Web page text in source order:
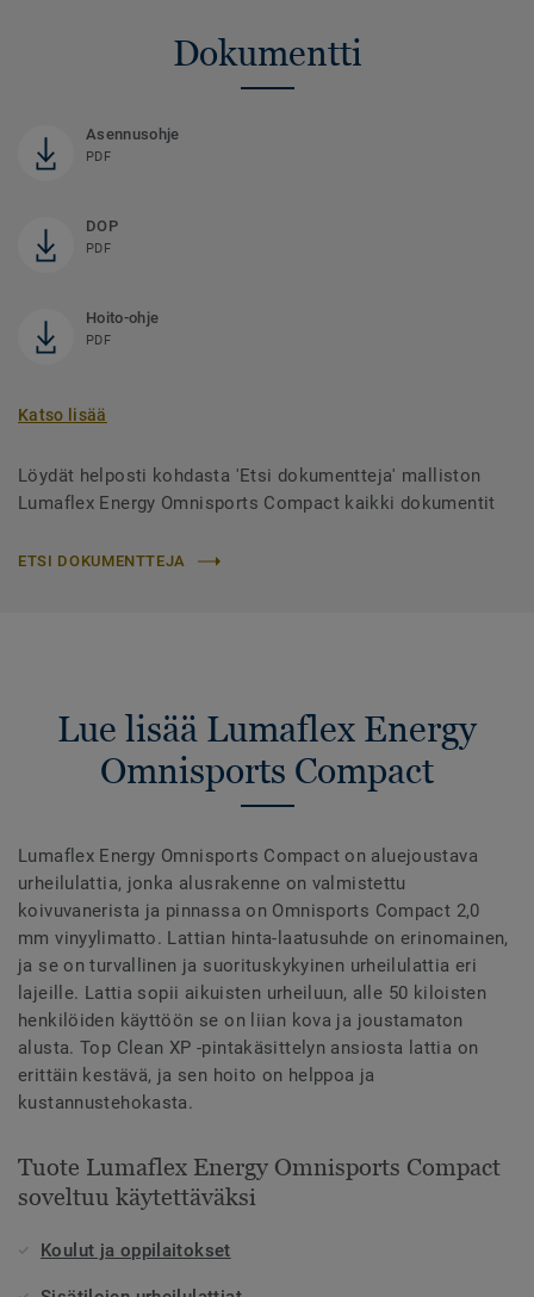
Dokumentti
Asennusohje
PDF
DOP
PDF
Hoito-ohje
PDF
Katso lisää
Löydät helposti kohdasta 'Etsi dokumentteja' malliston
Lumaflex Energy Omnisports Compact kaikki dokumentit
ETSI DOKUMENTTEJA
Lue lisää Lumaflex Energy
Omnisports Compact
Lumaflex Energy Omnisports Compact on aluejoustava
urheilulattia, jonka alusrakenne on valmistettu
koivuvanerista ja pinnassa on Omnisports Compact 2,0
mm vinyylimatto. Lattian hinta-laatusuhde on erinomainen,
ja se on turvallinen ja suorituskykyinen urheilulattia eri
lajeille. Lattia sopii aikuisten urheiluun, alle 50 kiloisten
henkilöiden käyttöön se on liian kova ja joustamaton
alusta. Top Clean XP -pintakäsittelyn ansiosta lattia on
erittäin kestävä, ja sen hoito on helppoa ja
kustannustehokasta.
Tuote Lumaflex Energy Omnisports Compact
soveltuu käytettäväksi
Koulut ja oppilaitokset